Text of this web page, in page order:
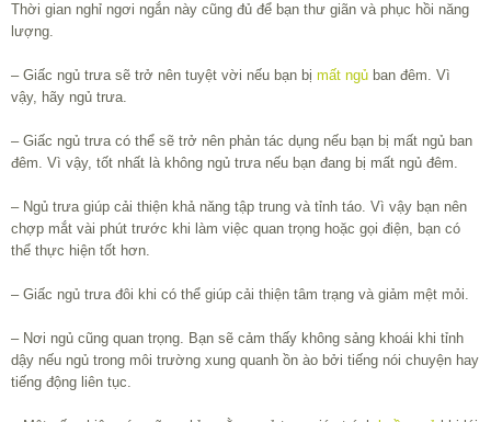
Thời gian nghỉ ngơi ngắn này cũng đủ để bạn thư giãn và phục hồi năng
lượng.
– Giấc ngủ trưa sẽ trở nên tuyệt vời nếu bạn bị mất ngủ ban đêm. Vì
vậy, hãy ngủ trưa.
– Giấc ngủ trưa có thể sẽ trở nên phản tác dụng nếu bạn bị mất ngủ ban
đêm. Vì vậy, tốt nhất là không ngủ trưa nếu bạn đang bị mất ngủ đêm.
– Ngủ trưa giúp cải thiện khả năng tập trung và tỉnh táo. Vì vậy bạn nên
chợp mắt vài phút trước khi làm việc quan trọng hoặc gọi điện, bạn có
thể thực hiện tốt hơn.
– Giấc ngủ trưa đôi khi có thể giúp cải thiện tâm trạng và giảm mệt mỏi.
– Nơi ngủ cũng quan trọng. Bạn sẽ cảm thấy không sảng khoái khi tỉnh
dậy nếu ngủ trong môi trường xung quanh ồn ào bởi tiếng nói chuyện hay
tiếng động liên tục.